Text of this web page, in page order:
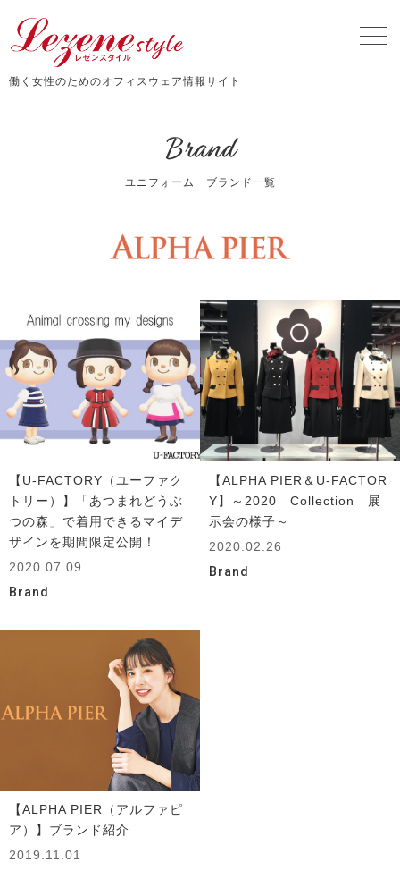
働く女性のためのオフィスウェア情報サイト
Brand
ユニフォーム ブランド一覧
【U-FACTORY（ユーファク
トリー）】「あつまれどうぶ
つの森」で着用できるマイデ
ザインを期間限定公開！
2020.07.09
Brand
【ALPHA PIER＆U-FACTOR
Y】～2020 Collection 展
示会の様子～
2020.02.26
Brand
【ALPHA PIER（アルファピ
ア）】ブランド紹介
2019.11.01